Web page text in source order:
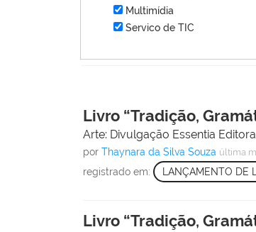
Multimídia
Servico de TIC
Livro “Tradição,
Arte: Divulgação Essentia Editora
porThaynara da Silva Souza última
registrado em: LANÇAMENTO DE
Livro “Tradição,